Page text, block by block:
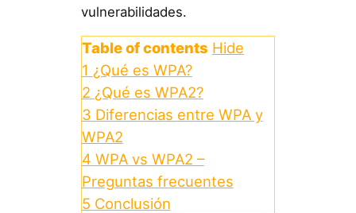
vulnerabilidades.
Table of contents Hide
1 ¿Qué es WPA?
2 ¿Qué es WPA2?
3 Diferencias entre WPA y
WPA2
4 WPA vs WPA2 –
Preguntas frecuentes
5 Conclusión